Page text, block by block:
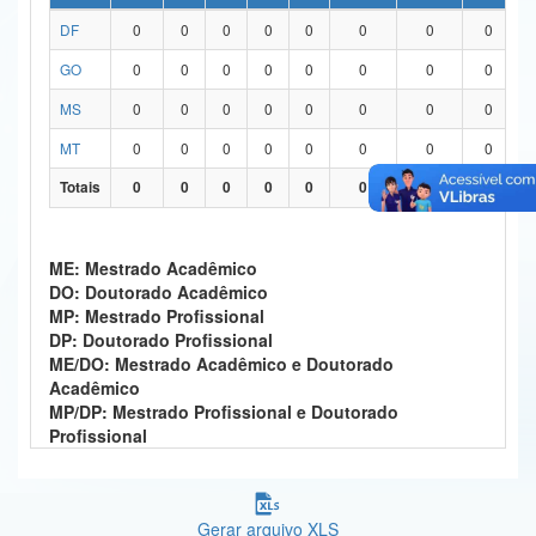
Ministério da Ciência, Tecnologia, Inovações e Comunicações
Ministério do Meio Ambiente
Ministério do Turismo
Ministério do Desenvolvimento Regional
Ministério da Mulher, da Família e dos Direitos Humanos
Secretaria-Geral
Secretaria de Governo
Gabinete de Segurança Institucional
DF
0 0 0 0 0 0 0 0
GO
0 0 0 0 0 0 0 0
MS
0 0 0 0 0 0 0 0
MT
0 0 0 0 0 0 0 0
Totais
0 0 0 0 0 0 0 0
ME: Mestrado Acadêmico
DO: Doutorado Acadêmico
MP: Mestrado Profissional
DP: Doutorado Profissional
ME/DO: Mestrado Acadêmico e Doutorado
Acadêmico
MP/DP: Mestrado Profissional e Doutorado
Profissional
Gerar arquivo XLS